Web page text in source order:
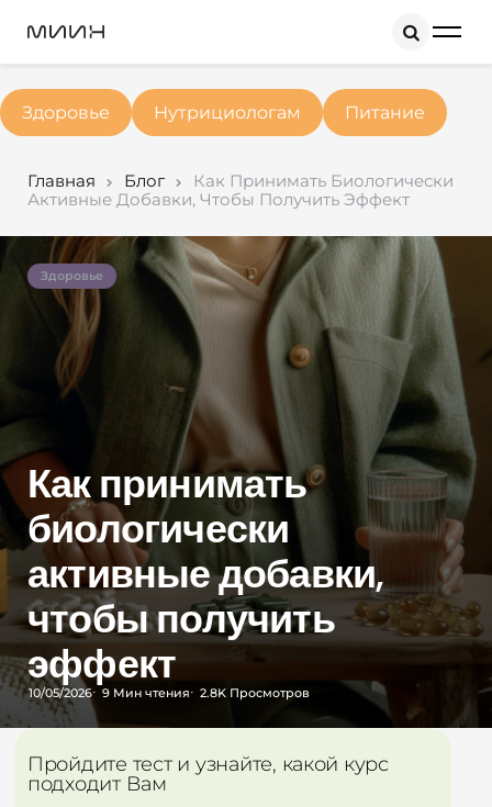
Здоровье Нутрициологам Питание
Главная Блог
Как Принимать Биологически
Активные Добавки, Чтобы Получить Эффект
Здоровье
Как принимать
биологически
активные добавки,
чтобы получить
эффект
10/05/2026 9 Мин чтения 2.8K Просмотров
Пройдите тест и узнайте, какой курс
подходит Вам